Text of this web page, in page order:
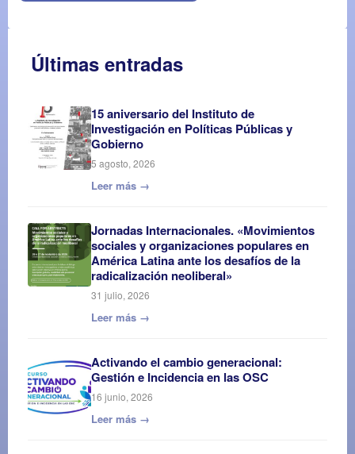
Últimas entradas
15 aniversario del Instituto de
Investigación en Políticas Públicas y
Gobierno
5 agosto, 2026
Leer más →
Jornadas Internacionales. «Movimientos
sociales y organizaciones populares en
América Latina ante los desafíos de la
radicalización neoliberal»
31 julio, 2026
Leer más →
Activando el cambio generacional:
Gestión e Incidencia en las OSC
16 junio, 2026
Leer más →